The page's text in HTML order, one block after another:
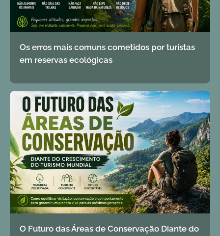
Os erros mais comuns cometidos por turistas
em reservas ecológicas
O Futuro das Áreas de Conservação Diante do